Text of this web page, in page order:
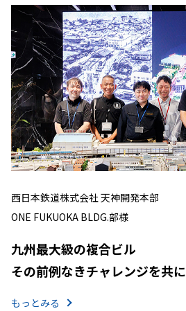
西日本鉄道株式会社 天神開発本部
ONE FUKUOKA BLDG.部様
九州最大級の複合ビル
その前例なきチャレンジを共に
もっとみる